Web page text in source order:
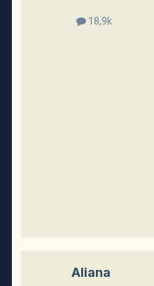
18,9k
Aliana